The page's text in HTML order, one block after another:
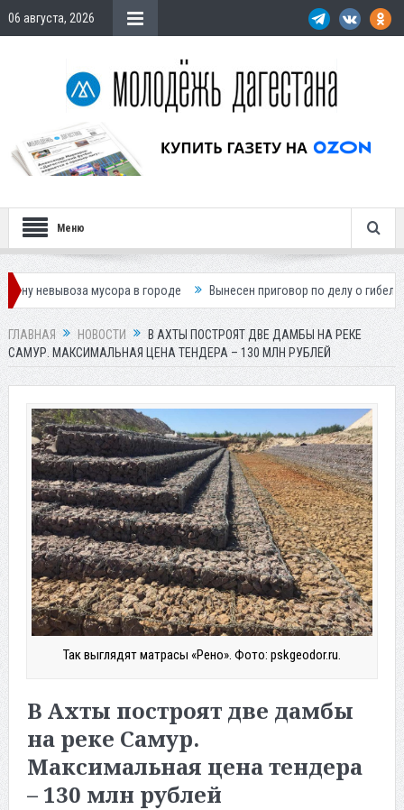
06 августа, 2026
Меню
мусора в городе Вынесен приговор по делу о гибели подростка
ГЛАВНАЯ НОВОСТИ
В АХТЫ ПОСТРОЯТ ДВЕ ДАМБЫ НА РЕКЕ
САМУР. МАКСИМАЛЬНАЯ ЦЕНА ТЕНДЕРА – 130 МЛН РУБЛЕЙ
Так выглядят матрасы «Рено». Фото: pskgeodor.ru.
В Ахты построят две дамбы
на реке Самур.
Максимальная цена тендера
– 130 млн рублей